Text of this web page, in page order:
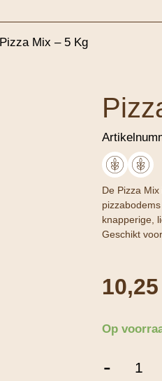
Pizza Mix – 5 Kg
De Pizza
knapperige,
Geschikt
10,25
Op
-
Mix